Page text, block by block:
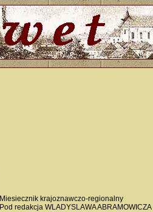
Miesiecznik krajoznawczo-regionalny
Pod redakcja WLADYSLAWA ABRAMOWICZA